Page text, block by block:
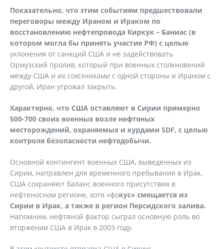
Показательно, что этим событиям предшествовали
переговоры между Ираном и Ираком по
восстановлению нефтепровода Киркук – Баниас (в
котором могла бы принять участие РФ) с целью
уклонения от санкций США и не задействовать
Ормузский пролив, который при военных столкновений
между США и их союзниками с одной стороны и Ираном с
другой, Иран угрожал закрыть.
Характерно, что США оставляют в Сирии примерно
500-700 своих военных возле нефтяных
месторождений, охраняемых и курдами SDF, с целью
контроля безопасности нефтедобычи.
Основной контингент военных США, выведенных из
Сирии, направлен для временного пребывания в Ирак.
США сохраняют баланс военного присутствия в
нефтеносном регионе, хотя «фокус» смещается из
Сирии в Ирак, а также в регион Персидского залива.
Напомним, нефтяной фактор сыграл основную роль во
вторжении США в Ирак в 2003 году.